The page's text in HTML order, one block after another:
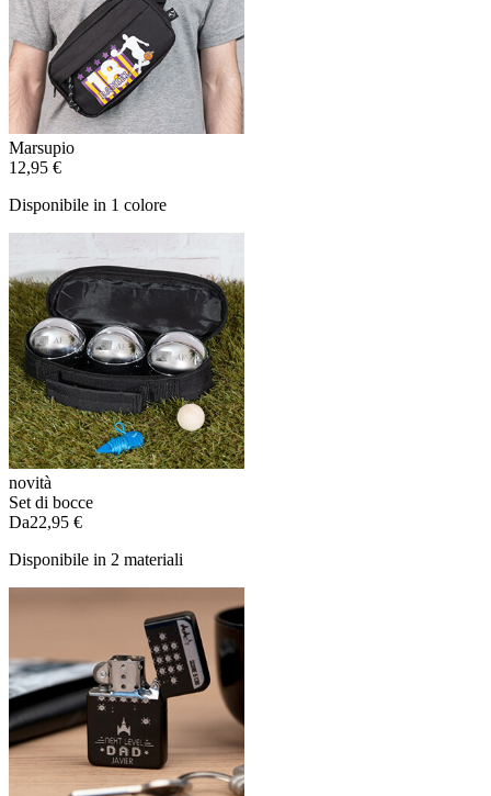
Marsupio
12,95 €
Disponibile in 1 colore
novità
Set di bocce
Da22,95 €
Disponibile in 2 materiali